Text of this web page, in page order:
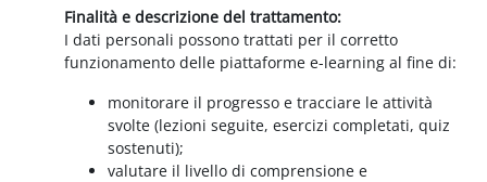
Finalità e descrizione del trattamento:
I dati personali possono trattati per il corretto
funzionamento delle piattaforme e-learning al fine di:
monitorare il progresso e tracciare le attività
svolte (lezioni seguite, esercizi completati, quiz
sostenuti);
valutare il livello di comprensione e